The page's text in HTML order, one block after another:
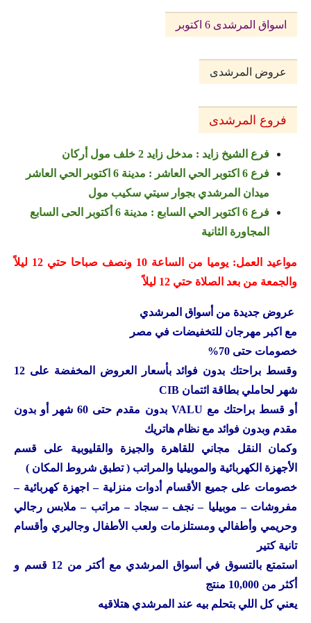
اسواق المرشدى 6 اكتوبر
عروض المرشدى
فروع المرشدى
فرع الشيخ زايد : مدخل زايد 2 خلف مول أركان
فرع 6 اكتوبر الحي العاشر : مدينة 6 اكتوبر الحي العاشر
ميدان المرشدي بجوار سيتي سكيب مول
فرع 6 اكتوبر الحي السابع : مدينة 6 أكتوبر الحى السابع
المجاورة الثانية
مواعيد العمل: يوميا من الساعة 10 ونصف صباحا حتي 12 ليلاً
والجمعة من بعد الصلاة حتي 12 ليلاً
عروض جديدة من أسواق المرشدي
مع اكبر مهرجان للتخفيضات في مصر
خصومات حتى 70%
وقسط براحتك بدون فوائد بأسعار العروض المخفضة على 12
شهر لحاملي بطاقة ائتمان CIB
أو قسط براحتك مع VALU بدون مقدم حتى 60 شهر أو بدون
مقدم وبدون فوائد مع نظام هاتريك
وكمان النقل مجاني للقاهرة والجيزة والقليوبية على قسم
الأجهزة الكهربائية والموبيليا والمراتب ( تطبق شروط المكان )
خصومات على جميع الأقسام أدوات منزلية – اجهزة كهربائية –
مفروشات – موبيليا – نجف – سجاد – مراتب – ملابس رجالي
وحريمي وأطفالي ومستلزمات ولعب الأطفال وجاليري وأقسام
تانية كتير
استمتع بالتسوق في أسواق المرشدي مع أكتر من 12 قسم و
أكثر من 10,000 منتج
يعني كل اللي بتحلم بيه عند المرشدي هتلاقيه